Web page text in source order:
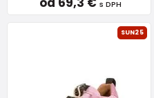
s DPH
SUN25